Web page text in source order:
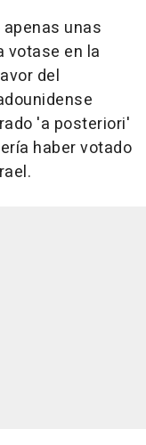
unas
votase en la
del
'a posteriori'
haber votado